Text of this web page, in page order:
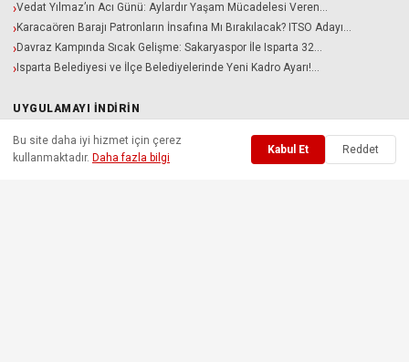
Vedat Yılmaz’ın Acı Günü: Aylardır Yaşam Mücadelesi Veren…
Karacaören Barajı Patronların İnsafına Mı Bırakılacak? ITSO Adayı…
Davraz Kampında Sıcak Gelişme: Sakaryaspor İle Isparta 32…
Isparta Belediyesi ve İlçe Belediyelerinde Yeni Kadro Ayarı!…
UYGULAMAYI İNDIRIN
Gazete 32 iOS ve Android uygulamalarımızı indirin.
Bu site daha iyi hizmet için çerez
kullanmaktadır. Daha fazla bilgi
Kabul Et Reddet